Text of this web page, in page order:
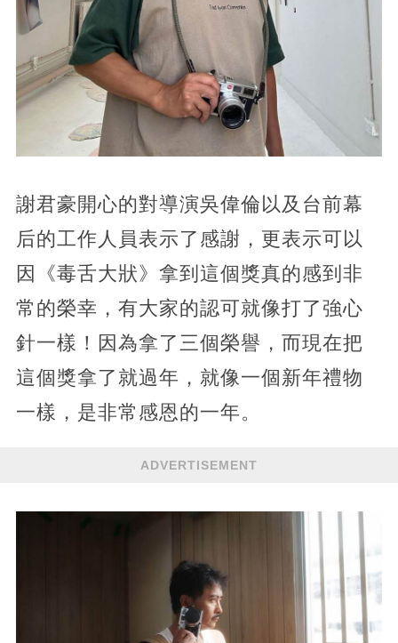
謝君豪開心的對導演吳偉倫以及台前幕
后的工作人員表示了感謝，更表示可以
因《毒舌大狀》拿到這個獎真的感到非
常的榮幸，有大家的認可就像打了強心
針一樣！因為拿了三個榮譽，而現在把
這個獎拿了就過年，就像一個新年禮物
一樣，是非常感恩的一年。
ADVERTISEMENT